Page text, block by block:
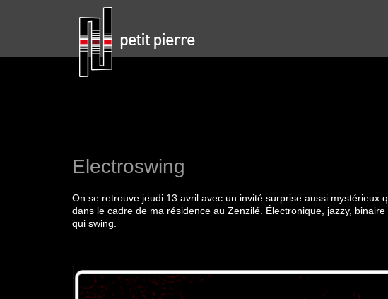
Electroswing
On se retrouve jeudi 13 avril avec un invité surprise aussi mystérieux
dans le cadre de ma résidence au Zenzilé. Électronique, jazzy,
qui swing.